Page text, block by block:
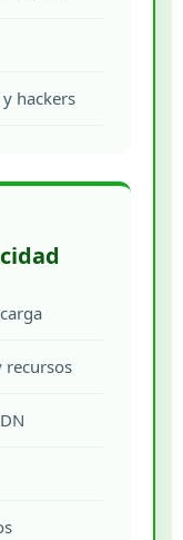
hackers
recursos